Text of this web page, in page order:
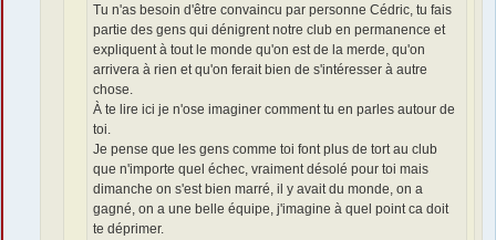
Tu n'as besoin d'être convaincu par personne Cédric, tu fais
partie des gens qui dénigrent notre club en permanence et
expliquent à tout le monde qu'on est de la merde, qu'on
arrivera à rien et qu'on ferait bien de s'intéresser à autre
chose.
À te lire ici je n'ose imaginer comment tu en parles autour de
toi.
Je pense que les gens comme toi font plus de tort au club
que n'importe quel échec, vraiment désolé pour toi mais
dimanche on s'est bien marré, il y avait du monde, on a
gagné, on a une belle équipe, j'imagine à quel point ca doit
te déprimer.